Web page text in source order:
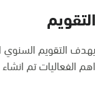
التقويم
يهدف التقويم السنوي
اهم الفعاليات تم